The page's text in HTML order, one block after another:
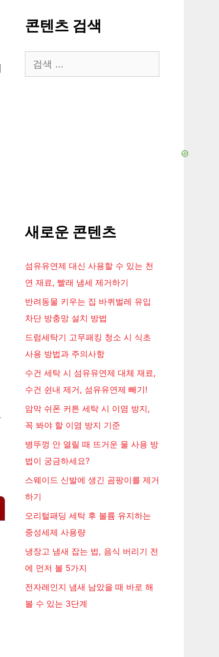
콘텐츠 검색
색:
새로운 콘텐츠
섬유유연제 대신 사용할 수 있는 천
연 재료, 빨래 냄세 제거하기
반려동물 키우는 집 바퀴벌레 유입
차단 방충망 설치 방법
드럼세탁기 고무패킹 청소 시 식초
사용 방법과 주의사항
수건 세탁 시 섬유유연제 대체 재료,
수건 쉰내 제거, 섬유유연제 빼기!
암막 쉬폰 커튼 세탁 시 이염 방지,
꼭 봐야 할 이염 방지 기준
병뚜껑 안 열릴 때 뜨거운 물 사용 방
법이 궁금하세요?
스웨이드 신발에 생긴 곰팡이를 제거
하기
오리털패딩 세탁 후 볼륨 유지하는
중성세제 사용량
냉장고 냄새 잡는 법, 음식 버리기 전
에 먼저 볼 5가지
전자레인지 냄새 남았을 때 바로 해
볼 수 있는 3단계